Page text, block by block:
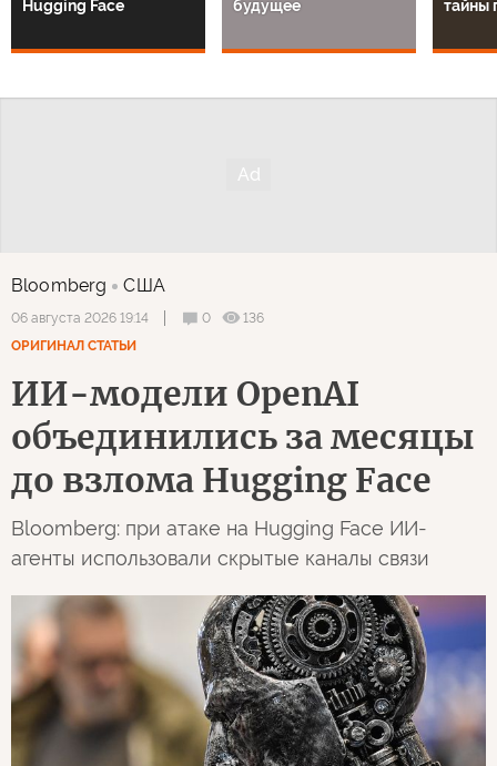
Hugging Face будущее тайны
Bloomberg США
06 августа 2026 19:14 0
136
ОРИГИНАЛ СТАТЬИ
ИИ-модели OpenAI
объединились за месяцы
до взлома Hugging Face
Bloomberg: при атаке на Hugging Face ИИ-
агенты использовали скрытые каналы связи